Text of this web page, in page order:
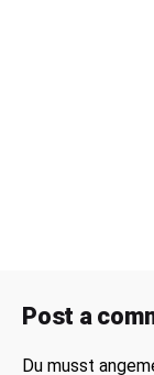
Post a
Du musst